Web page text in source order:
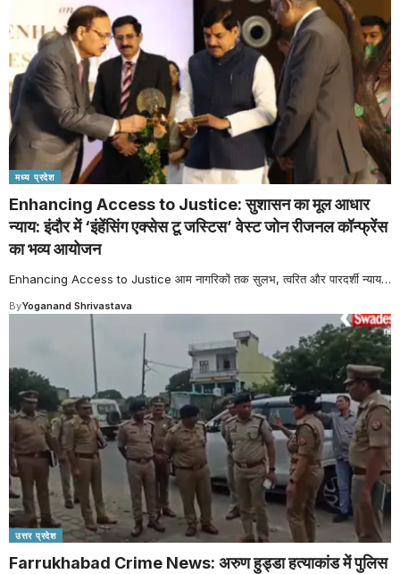
मध्य प्रदेश
Enhancing Access to Justice: सुशासन का मूल आधार
न्याय: इंदौर में ‘इंहेंसिंग एक्सेस टू जस्टिस’ वेस्ट जोन रीजनल कॉन्फ्रेंस
का भव्य आयोजन
Enhancing Access to Justice आम नागरिकों तक सुलभ, त्वरित और पारदर्शी न्याय…
ByYoganand Shrivastava
उत्तर प्रदेश
Farrukhabad Crime News: अरुण हुड्डा हत्याकांड में पुलिस